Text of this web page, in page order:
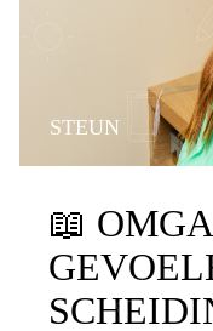
STEUN
📖